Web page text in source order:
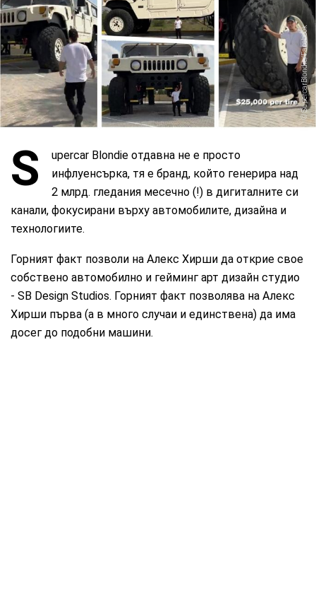
SupercarBlondie/Facebook
S
upercar Blondie отдавна не е просто
инфлуенсърка, тя е бранд, който генерира над
2 млрд. гледания месечно (!) в дигиталните си
канали, фокусирани върху автомобилите, дизайна и
технологиите.
Горният факт позволи на Алекс Хирши да открие свое
собствено автомобилно и гейминг арт дизайн студио
- SB Design Studios. Горният факт позволява на Алекс
Хирши първа (а в много случаи и единствена) да има
досег до подобни машини.